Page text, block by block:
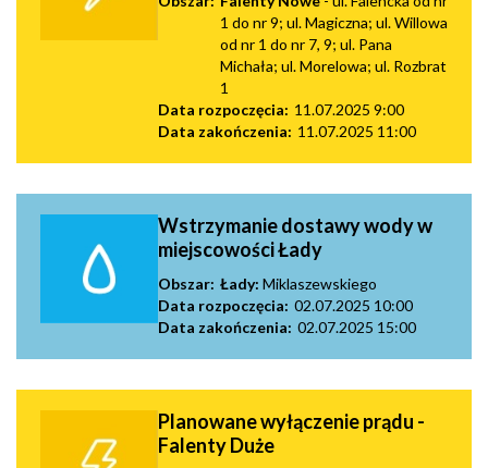
1 do nr 9; ul. Magiczna; ul. Willowa
od nr 1 do nr 7, 9; ul. Pana
Michała; ul. Morelowa; ul. Rozbrat
1
Data rozpoczęcia: 11.07.2025 9:00
Data zakończenia: 11.07.2025 11:00
Wstrzymanie dostawy wody w
miejscowości Łady
Obszar: Łady: Miklaszewskiego
Data rozpoczęcia: 02.07.2025 10:00
Data zakończenia: 02.07.2025 15:00
Planowane wyłączenie prądu -
Falenty Duże